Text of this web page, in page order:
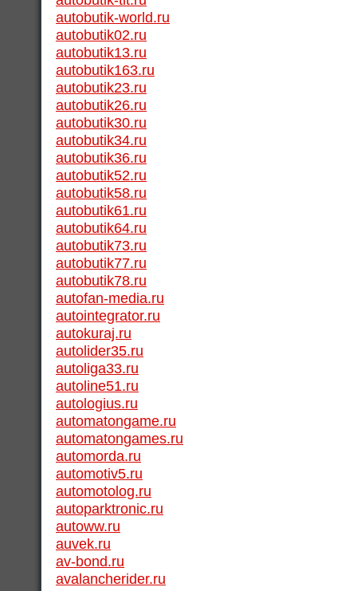
autobutik-world.ru
autobutik02.ru
autobutik13.ru
autobutik163.ru
autobutik23.ru
autobutik26.ru
autobutik30.ru
autobutik34.ru
autobutik36.ru
autobutik52.ru
autobutik58.ru
autobutik61.ru
autobutik64.ru
autobutik73.ru
autobutik77.ru
autobutik78.ru
autofan-media.ru
autointegrator.ru
autokuraj.ru
autolider35.ru
autoliga33.ru
autoline51.ru
autologius.ru
automatongame.ru
automatongames.ru
automorda.ru
automotiv5.ru
automotolog.ru
autoparktronic.ru
autoww.ru
auvek.ru
av-bond.ru
avalancherider.ru